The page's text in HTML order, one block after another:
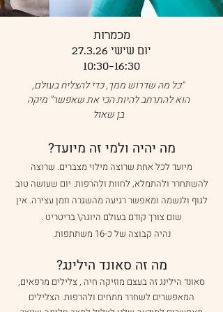
מכמרות
יום שישי 27.3.26
10:30-16:30
"כל מה שדרוש ממך, כדי להצליח בעולם,
הוא להתרחב להיות הכי את שאפשר" מיקה
בן שאול
מה יהיה ולמי זה מיועד?
מיועד לכל אחת שרוצה מילוי מצברים. שרוצה
להשתחרר ולהתמלא, לחוות ולהרפות. יום שעושה טוב
לגוף ולנשמה ומאפשר רגיעה מהשגרה וזמן עצירה. אין
שום צורך קודם בעולם היוגה\ בריטריט .
נהיה קבוצה של כ-16 משתתפות​.
מה זה סאונד הילינג?
סאונד הילינג זה בעצם מוזיקה חיה , צלילים מרפאים,
המאפשרים לשחרר מתחים ולהרפות. הצלילים